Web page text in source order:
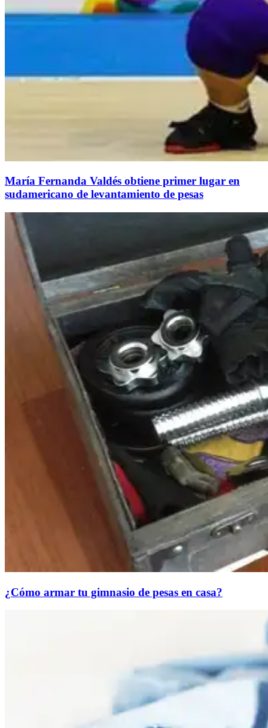
María Fernanda Valdés obtiene primer lugar en
sudamericano de levantamiento de pesas
¿Cómo armar tu gimnasio de pesas en casa?